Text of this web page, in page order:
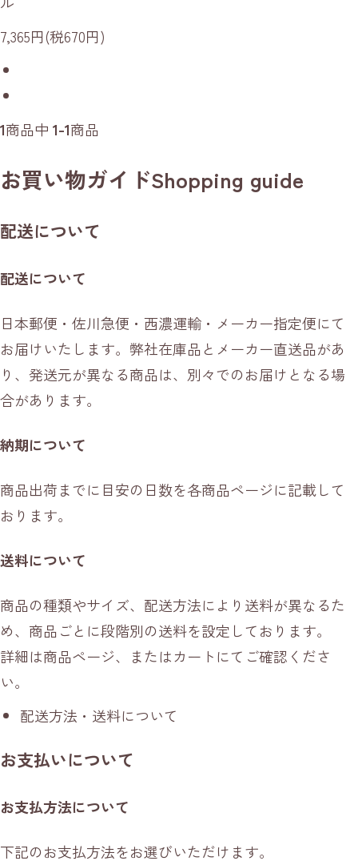
7,365円(税670円)
1商品中 1-1商品
お買い物ガイドShopping guide
配送について
配送について
日本郵便・佐川急便・西濃運輸・メーカー指定便にて
お届けいたします。弊社在庫品とメーカー直送品があ
り、発送元が異なる商品は、別々でのお届けとなる場
合があります。
納期について
商品出荷までに目安の日数を各商品ページに記載して
おります。
送料について
商品の種類やサイズ、配送方法により送料が異なるた
め、商品ごとに段階別の送料を設定しております。
詳細は商品ページ、またはカートにてご確認くださ
い。
配送方法・送料について
お支払いについて
お支払方法について
下記のお支払方法をお選びいただけます。